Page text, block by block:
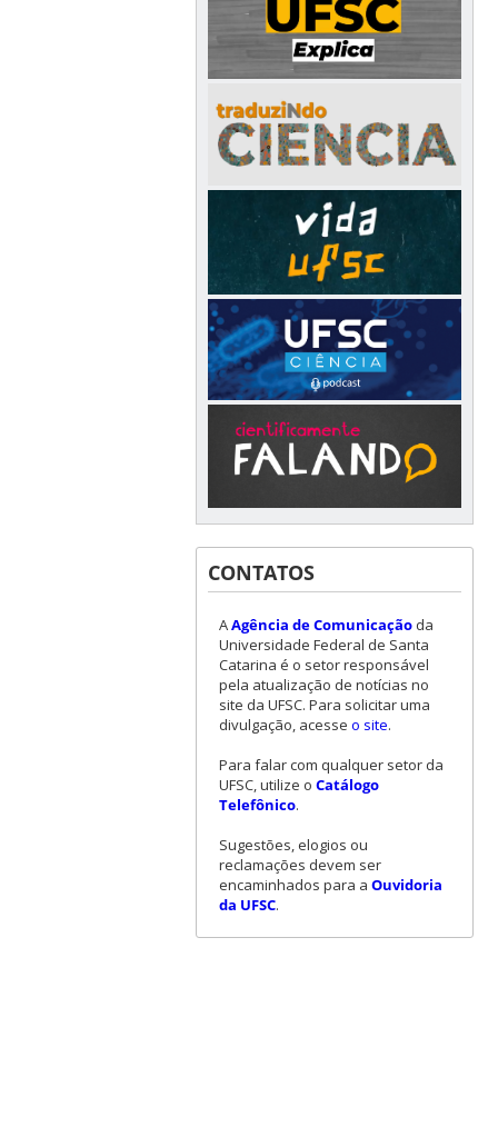
CONTATOS
AAgência de Comunicaçãoda
Universidade Federal de Santa
Catarina é o setor responsável
pela atualização de notícias no
site da UFSC. Para solicitar uma
divulgação, acesse o site.
Para falar com qualquer setor da
UFSC, utilize o Catálogo
Telefônico.
Sugestões, elogios ou
reclamações devem ser
encaminhados para a Ouvidoria
da UFSC.